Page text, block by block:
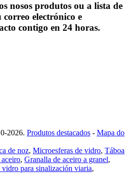
nosos produtos ou a lista de
correo electrónico e
contigo en 24 horas.
2026. Produtos destacados - Mapa do
de noz, Microesferas de vidro, Táboa
, Granalla de aceiro a granel,
vidro para sinalización viaria,